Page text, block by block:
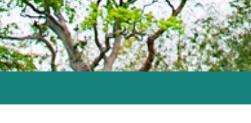
2021年4月
2021年2月
2021年1月